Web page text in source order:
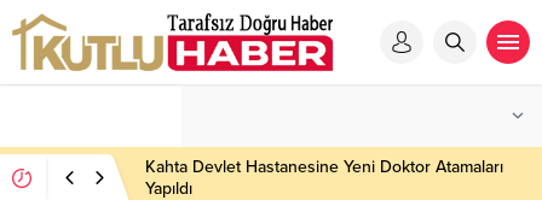
Kahta Devlet Hastanesine Yeni Doktor Atamaları
Yapıldı